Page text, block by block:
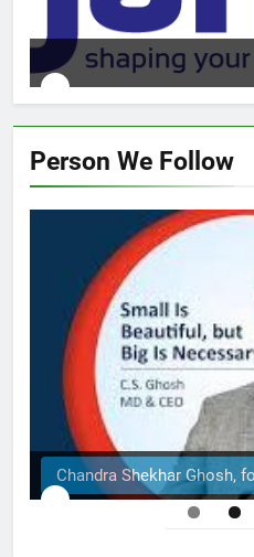
Jahaji link
Person We Follow
of Bandhan Bank